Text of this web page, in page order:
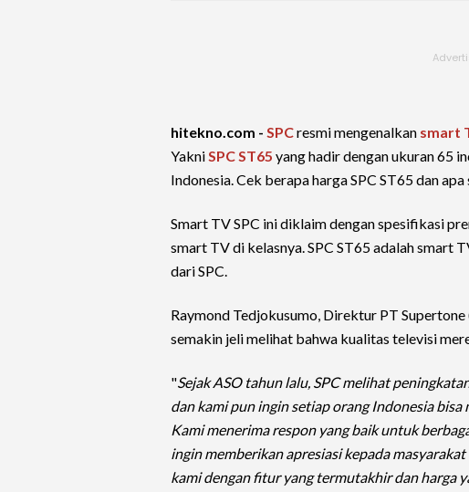
hitekno.com - SPCresmi mengenalkan smart
YakniSPC ST65 yang hadir dengan ukuran 65
Indonesia. Cek berapa harga SPC ST65 dan
Smart TV SPC ini diklaim dengan spesifikasi
smart TV di kelasnya. SPC ST65 adalah smart
dari SPC.
Raymond Tedjokusumo, Direktur PT
semakin jeli melihat bahwa kualitas televisi
"Sejak ASO tahun lalu, SPC melihat
dan kami pun ingin setiap orang Indonesia
Kami menerima respon yang baik untuk
ingin memberikan apresiasi kepada
kami dengan fitur yang termutakhir dan harga